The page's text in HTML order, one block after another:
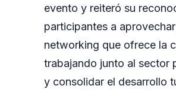
evento y reiteró su
participantes a
networking que ofrece la
trabajando junto al sector
y consolidar el desarrollo